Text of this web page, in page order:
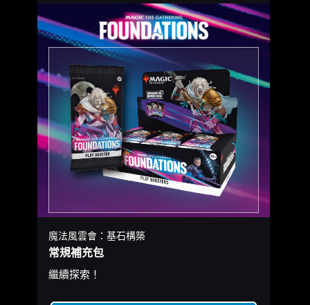
魔法風雲會：基石構築
常規補充包
繼續探索！